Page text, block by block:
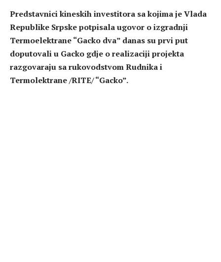
Predstavnici kineskih investitora sa kojima je Vlada
Republike Srpske potpisala ugovor o izgradnji
Termoelektrane “Gacko dva” danas su prvi put
doputovali u Gacko gdje o realizaciji projekta
razgovaraju sa rukovodstvom Rudnika i
Termolektrane /RITE/ “Gacko”.